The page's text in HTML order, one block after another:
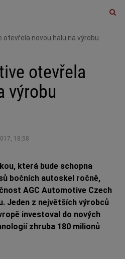
otevřela novou halu na výrobu
otevřela
výrobu
18:58
která bude schopna
bočních autoskel ročně,
AGC Automotive Czech
Jeden z největších výrobců
investoval do nových
zhruba 180 milionů